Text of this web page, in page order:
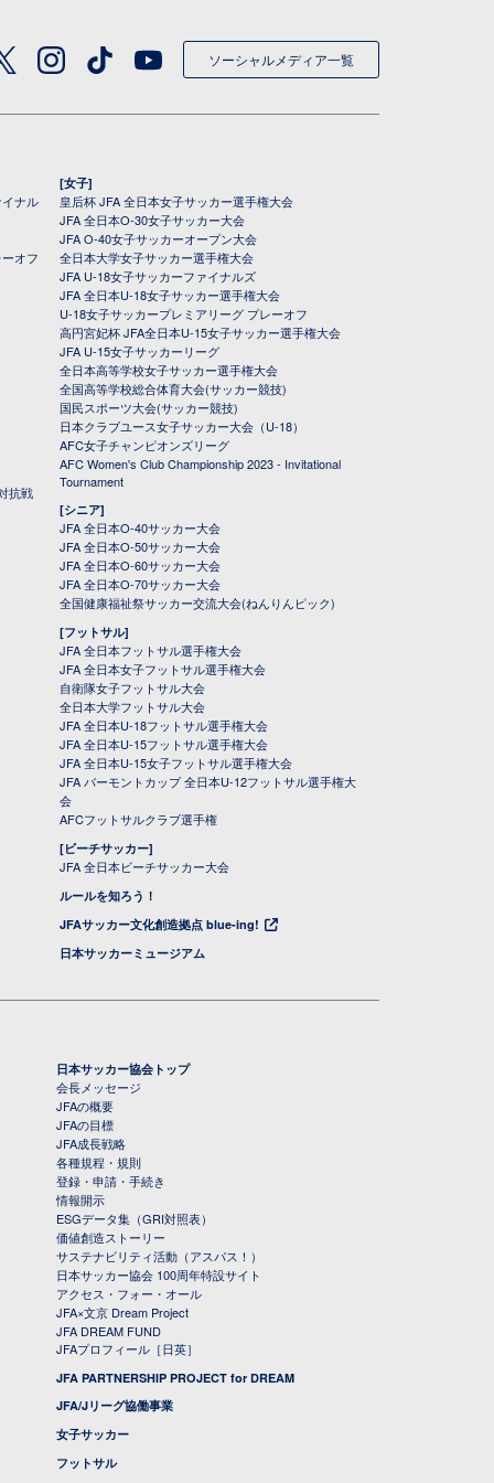
ソーシャルメディア一覧
ナル
オフ
抗戦
[女子]
皇后杯 JFA 全日本女子サッカー選手権大会
JFA 全日本O-30女子サッカー大会
JFA O-40女子サッカーオープン大会
全日本大学女子サッカー選手権大会
JFA U-18女子サッカーファイナルズ
JFA 全日本U-18女子サッカー選手権大会
U-18女子サッカープレミアリーグ プレーオフ
高円宮妃杯 JFA全日本U-15女子サッカー選手権大会
JFA U-15女子サッカーリーグ
全日本高等学校女子サッカー選手権大会
全国高等学校総合体育大会(サッカー競技)
国民スポーツ大会(サッカー競技)
日本クラブユース女子サッカー大会（U-18）
AFC女子チャンピオンズリーグ
AFC Women's Club Championship 2023 - Invitational
Tournament
[シニア]
JFA 全日本O-40サッカー大会
JFA 全日本O-50サッカー大会
JFA 全日本O-60サッカー大会
JFA 全日本O-70サッカー大会
全国健康福祉祭サッカー交流大会(ねんりんピック)
[フットサル]
JFA 全日本フットサル選手権大会
JFA 全日本女子フットサル選手権大会
自衛隊女子フットサル大会
全日本大学フットサル大会
JFA 全日本U-18フットサル選手権大会
JFA 全日本U-15フットサル選手権大会
JFA 全日本U-15女子フットサル選手権大会
JFA バーモントカップ 全日本U-12フットサル選手権大
会
AFCフットサルクラブ選手権
[ビーチサッカー]
JFA 全日本ビーチサッカー大会
ルールを知ろう！
JFAサッカー文化創造拠点 blue-ing!
日本サッカーミュージアム
日本サッカー協会トップ
会長メッセージ
JFAの概要
JFAの目標
JFA成長戦略
各種規程・規則
登録・申請・手続き
情報開示
ESGデータ集（GRI対照表）
価値創造ストーリー
サステナビリティ活動（アスパス！）
日本サッカー協会 100周年特設サイト
アクセス・フォー・オール
JFA×文京 Dream Project
JFA DREAM FUND
JFAプロフィール［日英］
JFA PARTNERSHIP PROJECT for DREAM
JFA/Jリーグ協働事業
女子サッカー
フットサル